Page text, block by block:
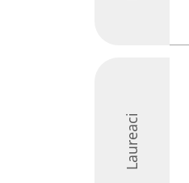
Laureaci